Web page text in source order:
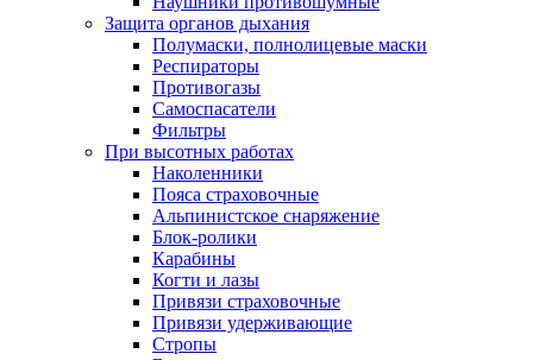
Защита органов дыхания
Полумаски, полнолицевые маски
Респираторы
Противогазы
Самоспасатели
Фильтры
При высотных работах
Наколенники
Пояса страховочные
Альпинистское снаряжение
Блок-ролики
Карабины
Когти и лазы
Привязи страховочные
Привязи удерживающие
Стропы